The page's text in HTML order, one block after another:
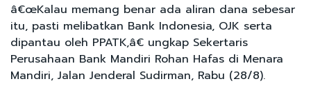
â€œKalau memang benar ada aliran dana sebesar
itu, pasti melibatkan Bank Indonesia, OJK serta
dipantau oleh PPATK,â€ ungkap Sekertaris
Perusahaan Bank Mandiri Rohan Hafas di Menara
Mandiri, Jalan Jenderal Sudirman, Rabu (28/8).